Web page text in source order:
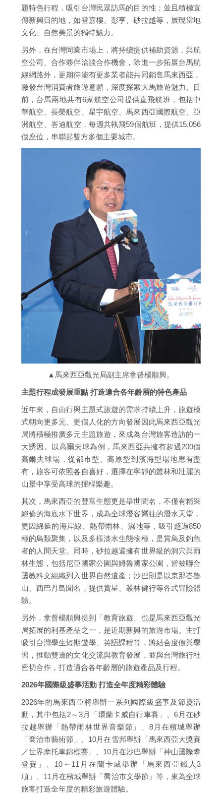
題特色行程，吸引台灣民眾訪馬的目的性；並且積極宣
傳新興目的地，如登嘉樓、彭亨、砂拉越等，展現當地
文化、自然美景的獨特魅力。
另外，在台灣同業市場上，將持續提供補助資源，與航
空公司、合作夥伴洽談合作機會，除進一步拓展台馬航
線網路外，更期待能有更多業者能共同銷售馬來西亞，
激發台灣消費者旅遊意願，深度探索大馬旅遊魅力。目
前，台馬兩地共有6家航空公司提供直飛航班，包括中
華航空、長榮航空、星宇航空、馬來西亞國際航空、亞
洲航空、峇迪航空，每週共執飛59個航班，提供15,056
個座位，串聯起雙方多個主要城市。
▲馬來西亞觀光局副主席拿督楊順興。
主題行程成發展重點 打造適合各年齡層的特色產品
近年來，自由行與主題式旅遊的需求持續上升，旅遊模
式朝向更多元、更個人化的方向發展因此馬來西亞觀光
局將積極推廣多元主題旅遊，來成為台灣旅客造訪的一
大誘因。以高爾夫球為例，馬來西亞共擁有超過200個
高爾夫球場，從都市型、高原型到濱海型場地應有盡
有，旅客可依照各自喜好，選擇在寧靜的叢林和壯麗的
山景中享受高球的揮桿樂趣。
其次，馬來西亞的豐富生態更是舉世聞名，不僅有精采
絕倫的海底水下世界，成為全球潛客嚮往的潛水天堂，
更因綿延的海岸線、熱帶雨林、濕地等，吸引超過850
種的鳥類聚集，以及多樣淡水生態物種，是賞鳥及釣魚
者的人間天堂。同時，砂拉越還擁有世界級的洞穴與雨
林生態，包括尼亞國家公園與姆魯國家公園，皆被聯合
國教科文組織列入世界自然遺產；沙巴則是以京那峇魯
山、西巴丹島聞名，提供賞星、叢林健行等各式冒險體
驗。
另外，拿督楊順興提到「教育旅遊」也是馬來西亞觀光
局拓展的利基產品之一，是近期新興的旅遊市場。主打
吸引台灣學生短期遊學、英語課程等，將結合度假與學
習，推動雙邊的文化交流與教育發展，並與台灣旅行社
密切合作，打造適合各年齡層的旅遊產品及行程。
2026年國際級盛事活動 打造全年度精彩體驗
2026年的馬來西亞將舉辦一系列國際級盛事及節慶活
動，其中包括2～3月「環蘭卡威自行車賽」、6月在砂
拉越舉辦「熱帶雨林世界音樂節」、8月在檳城舉辦
「喬治市藝術節」、10月在雪邦舉辦「馬來西亞大獎賽
／世界摩托車錦標賽」、10月在沙巴舉辦「神山國際攀
登賽」、10～11月在蘭卡威舉辦「馬來西亞鐵人3
項」、11月在檳城舉辦「喬治市文學節」等，來為全球
旅客打造全年度的精彩旅遊體驗。